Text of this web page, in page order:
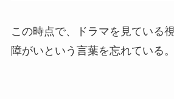
この時点で、ドラマを見ている
障がいという言葉を忘れている。